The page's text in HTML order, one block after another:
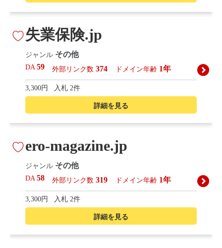
詳細を見る
失業保険.jp
ジャンル その他
DA59 外部リンク数 374 ドメイン年齢 1年
3,300円 入札 2件
詳細を見る
ero-magazine.jp
ジャンル その他
DA58 外部リンク数 319 ドメイン年齢 1年
3,300円 入札 2件